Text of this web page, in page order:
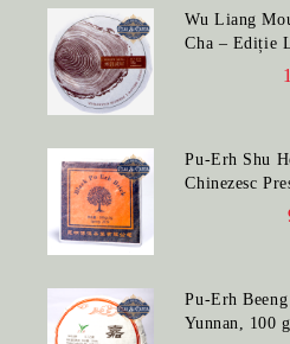
Wu Liang
Cha – Ediție
Pu-Erh Shu
Chinezesc
Pu-Erh
Yunnan, 100 g